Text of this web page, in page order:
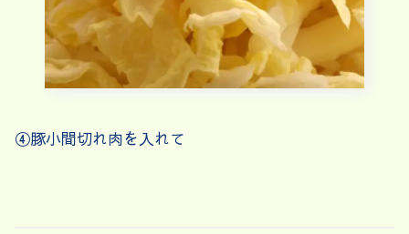
④豚小間切れ肉を入れて